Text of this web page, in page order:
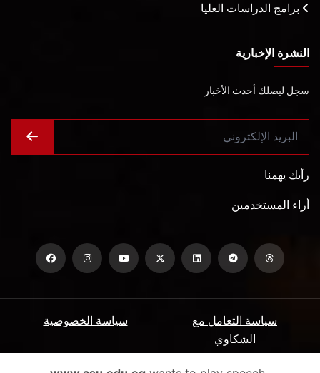
برامج الدراسات العليا
النشرة الإخبارية
سجل ليصلك أحدث الأخبار
رأيك يهمنا
أراء المستخدمين
سياسة الخصوصية
سياسة التعامل مع
الشكاوي
الأسئلة الشائعة ميثاق المتعاملين